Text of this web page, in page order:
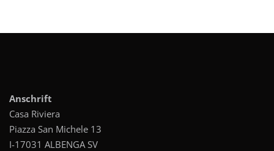
Anschrift
Casa Riviera
Piazza San Michele 13
I-17031 ALBENGA SV